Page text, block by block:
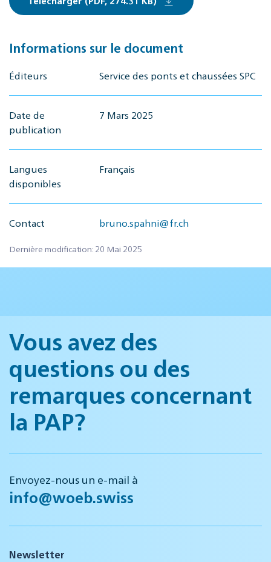
Informations sur le document
Éditeurs Service des ponts et chaussées SPC
Date de
publication
7 Mars 2025
Langues
disponibles
Français
Contact bruno.spahni@fr.ch
Dernière modification: 20 Mai 2025
Vous avez des
questions ou des
remarques concernant
la PAP?
Envoyez-nous un e-mail à
info@woeb.swiss
Newsletter